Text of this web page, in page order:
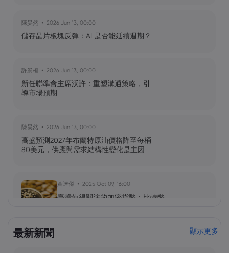
陳昊然 2026 Jun 13, 00:00
儲存晶片板塊反彈：AI 是否能延續週期？
許景桓 2026 Jun 13, 00:00
新任聯準會主席沃許：重塑溝通策略，引
導市場預期
陳昊然 2026 Jun 13, 00:00
高盛預測2027年布蘭特原油價格降至每桶
80美元，供應與需求結構性變化是主因
黃達傑 2025 Oct 09, 16:00
臺灣值得關注的加密貨幣：比特幣
最新新聞 顯示更多